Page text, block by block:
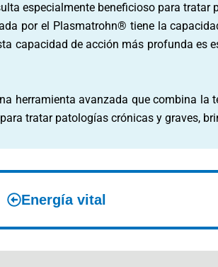
especialmente beneficioso para tratar
por el Plasmatrohn® tiene la
capacidad de acción más profunda es
herramienta avanzada que combina
tratar patologías crónicas y graves,
Energía vital